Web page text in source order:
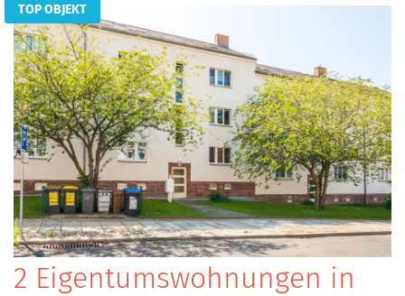
2 Eigentumswohnungen in
TOP OBJEKT